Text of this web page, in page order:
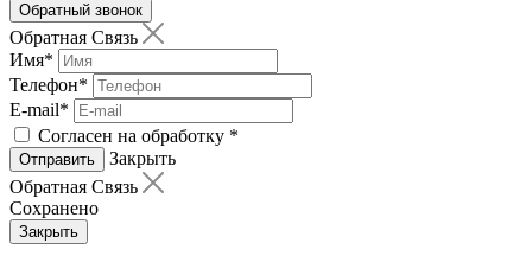
Обратный звонок
Обратная Связь
Имя*
Телефон*
E-mail*
Согласен на обработку *
Отправить
Закрыть
Обратная Связь
Сохранено
Закрыть